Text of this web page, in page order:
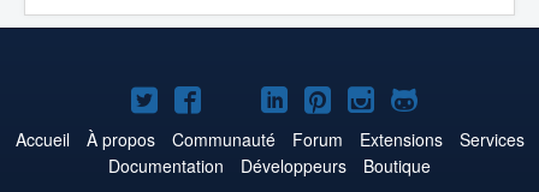
Joomla!
sur
Twitter
Joomla!
sur
Facebook
Joomla!
sur
YouTube
Joomla!
sur
LinkedIn
Joomla!
sur
Pinterest
Joomla!
sur
Instagram
Joomla!
sur
GitHub
Accueil À propos Communauté Forum Extensions
Services
Documentation
Développeurs
Boutique